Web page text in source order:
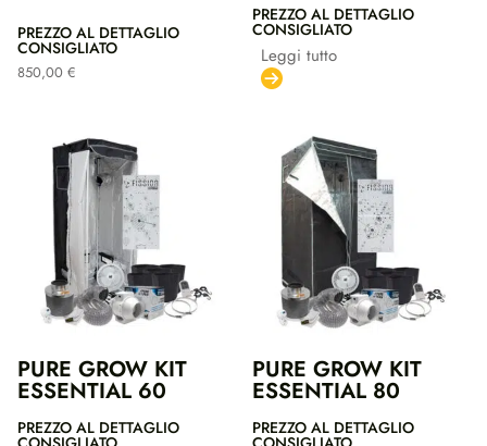
PREZZO AL DETTAGLIO
CONSIGLIATO
850,00 €
PREZZO AL DETTAGLIO
CONSIGLIATO
Leggi tutto
PURE GROW KIT
ESSENTIAL 60
PREZZO AL DETTAGLIO
PURE GROW KIT
ESSENTIAL 80
PREZZO AL DETTAGLIO